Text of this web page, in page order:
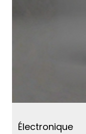
Électronique